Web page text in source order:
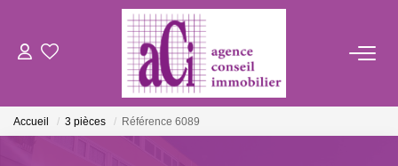
ACHETER
Accueil 3 pièces Référence 6089